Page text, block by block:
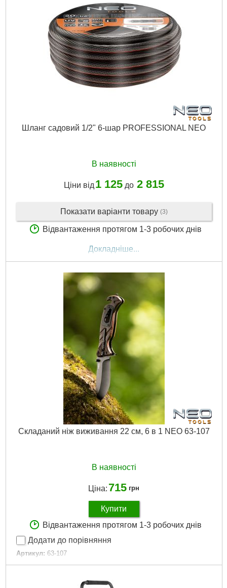
Габарити упаковки: 200x150x40 мм
Вага брутто: 1,000 р
Докладніше...
Шланг садовий 1/2" 6-шар PROFESSIONAL NEO
В наявності
Ціни від 1 125до 2 815
Показати варіанти товару (3)
Відвантаження протягом 1-3 робочих днів
Докладніше...
Складаний ніж виживання 22 см, 6 в 1 NEO 63-107
В наявності
Ціна: 715 грн
Купити
Відвантаження протягом 1-3 робочих днів
Додати до порівняння
Артикул: 63-107
Код товару: 25.63.22